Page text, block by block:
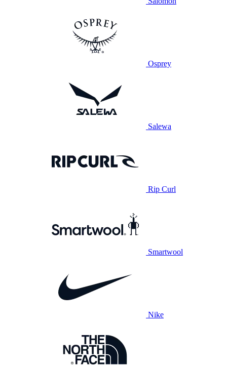
Osprey
Salewa
Rip Curl
Smartwool
Nike